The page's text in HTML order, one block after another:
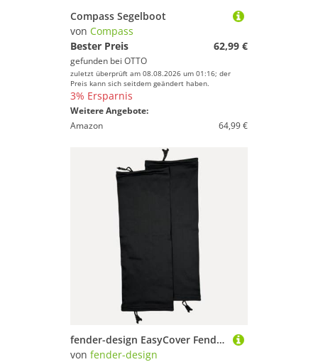
Compass Segelboot
von Compass
Bester Preis
62,99 €
gefunden bei OTTO
zuletzt überprüft am 08.08.2026 um 01:16; der
Preis kann sich seitdem geändert haben.
3% Ersparnis
Weitere Angebote:
Amazon
64,99 €
fender-design EasyCover Fender Überzug für Langfender 2 Stück (Größe S2 / Schwarz) – Bootszubehör Fendersocken kompatibel mit Polyform, Dan-Fender, Ocean, Plastimo und Majoni
von fender-design